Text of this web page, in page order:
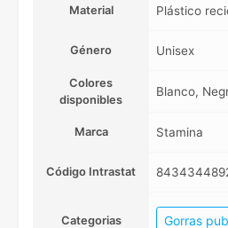
Material Plástico
Género Unisex
Colores
disponibles
Blanco,
Marca Stamina
Código Intrastat
Categorias Gorras